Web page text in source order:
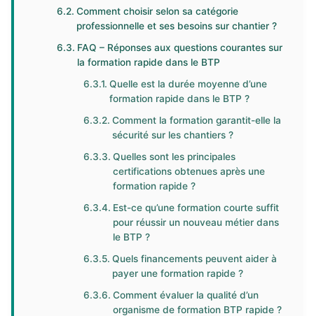
Comment choisir selon sa catégorie
professionnelle et ses besoins sur chantier ?
FAQ – Réponses aux questions courantes sur
la formation rapide dans le BTP
Quelle est la durée moyenne d’une
formation rapide dans le BTP ?
Comment la formation garantit-elle la
sécurité sur les chantiers ?
Quelles sont les principales
certifications obtenues après une
formation rapide ?
Est-ce qu’une formation courte suffit
pour réussir un nouveau métier dans
le BTP ?
Quels financements peuvent aider à
payer une formation rapide ?
Comment évaluer la qualité d’un
organisme de formation BTP rapide ?